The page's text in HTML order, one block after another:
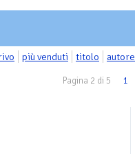
più venduti titolo autore
Pagina 2 di 5 1